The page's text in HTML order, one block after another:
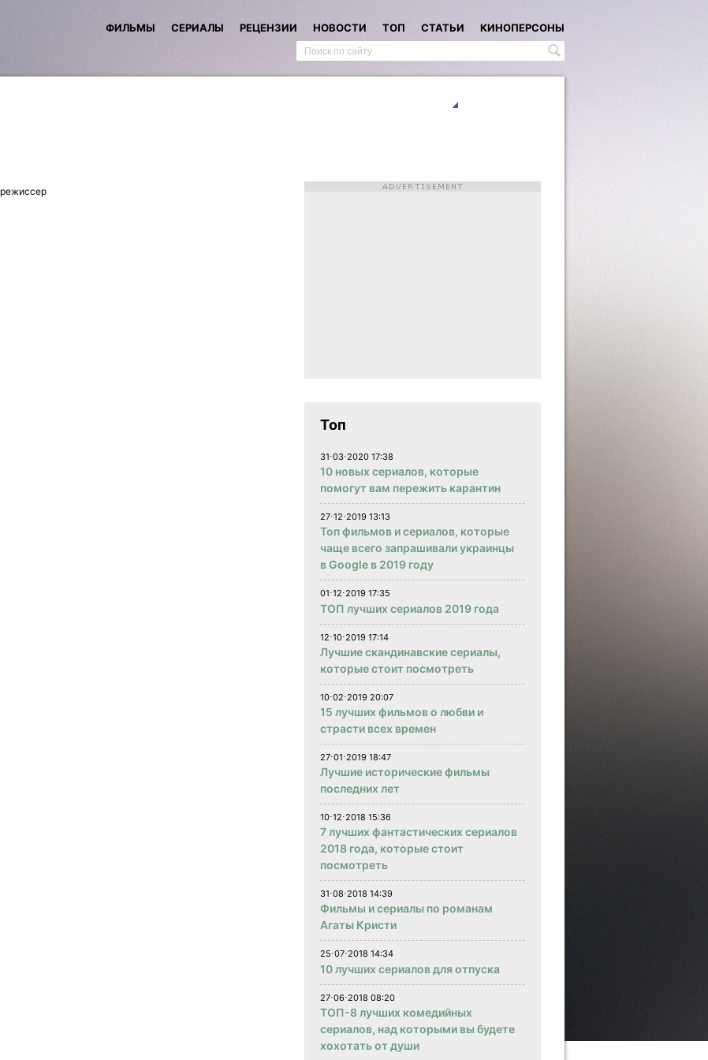
ФИЛЬМЫ СЕРИАЛЫ РЕЦЕНЗИИ НОВОСТИ ТОП СТАТЬИ КИНОПЕРСОНЫ
режиссер
Топ
31⋅03⋅2020 17:38
10 новых сериалов, которые
помогут вам пережить карантин
27⋅12⋅2019 13:13
Топ фильмов и сериалов, которые
чаще всего запрашивали украинцы
в Google в 2019 году
01⋅12⋅2019 17:35
ТОП лучших сериалов 2019 года
12⋅10⋅2019 17:14
Лучшие скандинавские сериалы,
которые стоит посмотреть
10⋅02⋅2019 20:07
15 лучших фильмов о любви и
страсти всех времен
27⋅01⋅2019 18:47
Лучшие исторические фильмы
последних лет
10⋅12⋅2018 15:36
7 лучших фантастических сериалов
2018 года, которые стоит
посмотреть
31⋅08⋅2018 14:39
Фильмы и сериалы по романам
Агаты Кристи
25⋅07⋅2018 14:34
10 лучших сериалов для отпуска
27⋅06⋅2018 08:20
ТОП-8 лучших комедийных
сериалов, над которыми вы будете
хохотать от души